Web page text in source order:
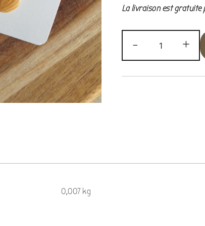
La livraison est gratuite
- +
0,007 kg